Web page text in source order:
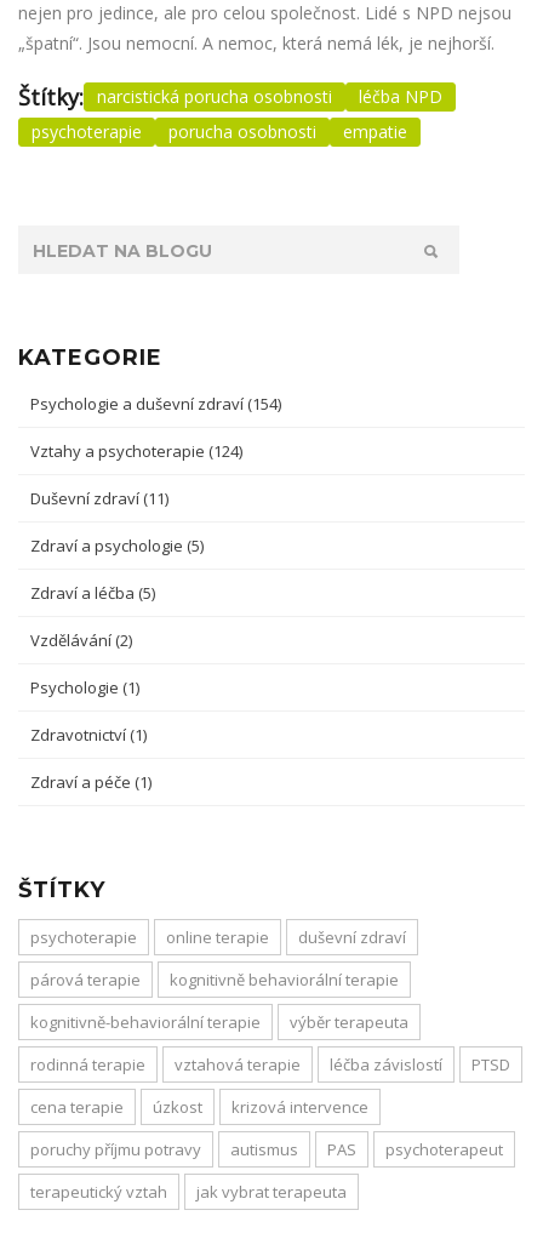
nejen pro jedince, ale pro celou společnost. Lidé s NPD nejsou
„špatní“. Jsou nemocní. A nemoc, která nemá lék, je nejhorší.
Štítky: narcistická porucha osobnosti
léčba NPD
psychoterapie
porucha osobnosti empatie
KATEGORIE
Psychologie a duševní zdraví (154)
Vztahy a psychoterapie (124)
Duševní zdraví (11)
Zdraví a psychologie (5)
Zdraví a léčba (5)
Vzdělávání (2)
Psychologie (1)
Zdravotnictví (1)
Zdraví a péče (1)
ŠTÍTKY
psychoterapie online terapie
duševní zdraví
párová terapie
kognitivně behaviorální terapie
kognitivně-behaviorální terapie
výběr terapeuta
rodinná terapie
vztahová terapie léčba závislostí
PTSD
cena terapie
úzkost
krizová intervence
poruchy příjmu potravy
autismus PAS
psychoterapeut
terapeutický vztah
jak vybrat terapeuta